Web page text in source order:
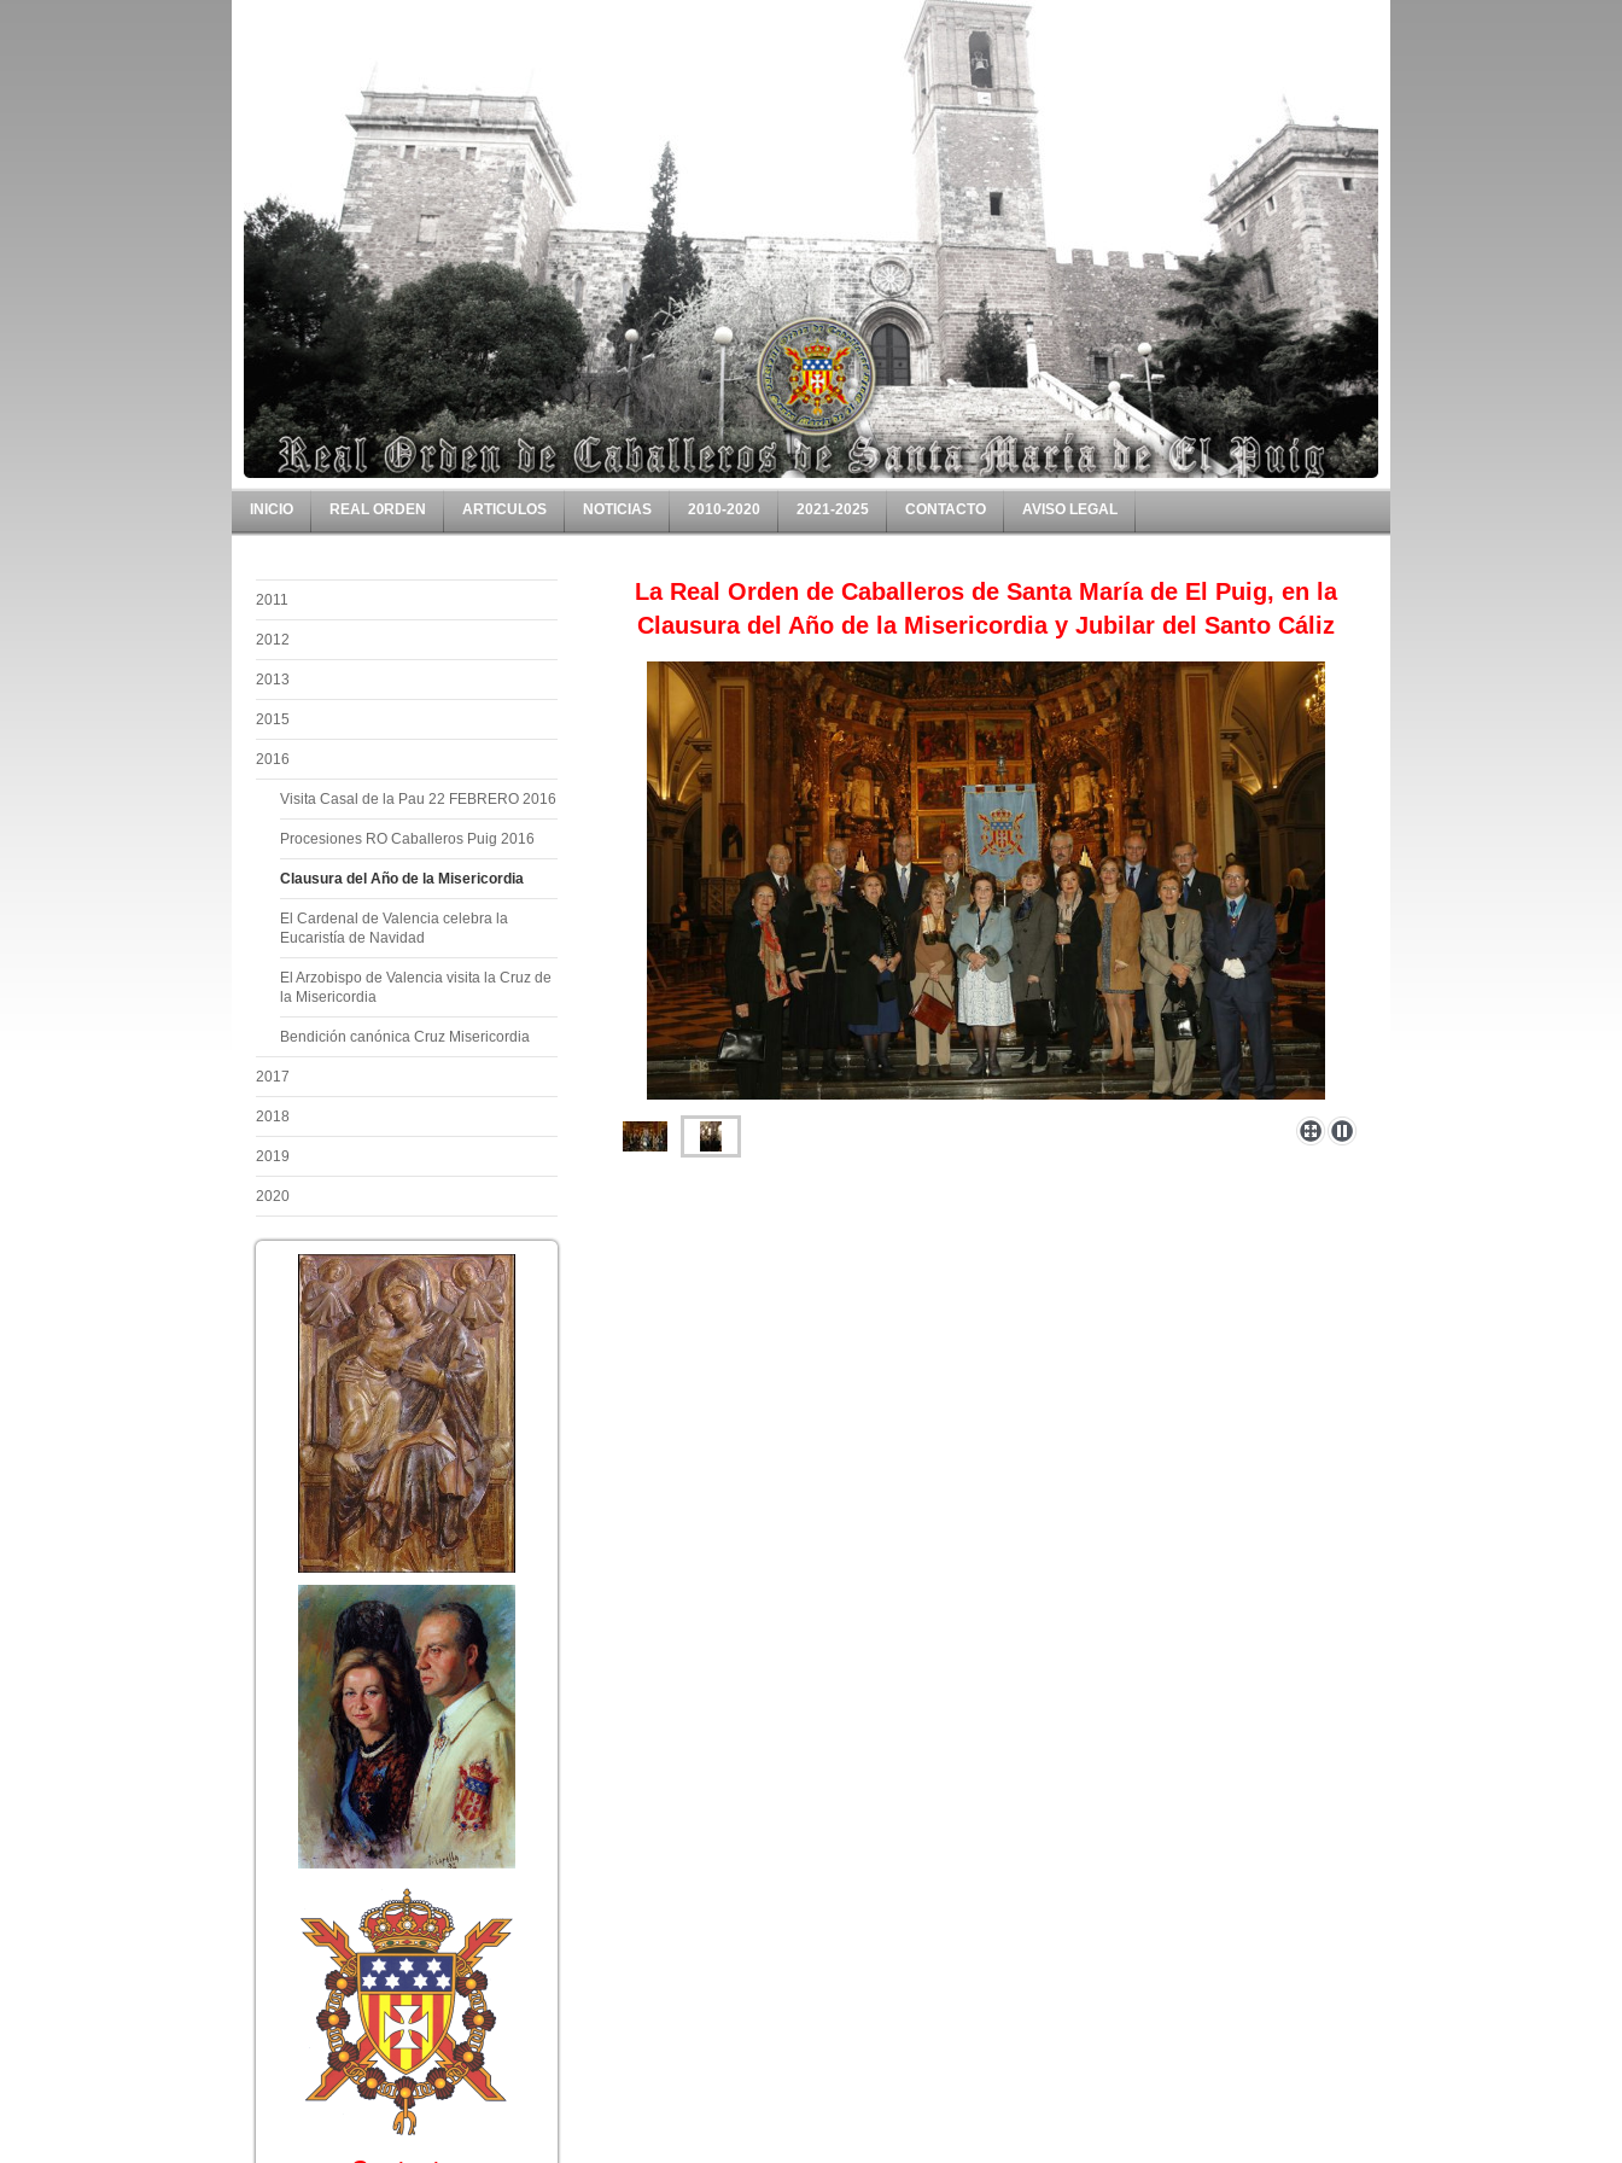
INICIO REAL ORDEN ARTICULOS NOTICIAS 2010-2020 2021-2025 CONTACTO AVISO LEGAL
2011
2012
2013
2015
2016
Visita Casal de la Pau 22 FEBRERO 2016
Procesiones RO Caballeros Puig 2016
Clausura del Año de la Misericordia
El Cardenal de Valencia celebra la
Eucaristía de Navidad
El Arzobispo de Valencia visita la Cruz de
la Misericordia
Bendición canónica Cruz Misericordia
2017
2018
2019
2020
La Real Orden de Caballeros de Santa María de El Puig, en la
Clausura del Año de la Misericordia y Jubilar del Santo Cáliz